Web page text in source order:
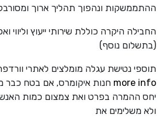
ההתממשקות ונהפוך תהליך ארוך
החבילה היקרה כוללת שירותי ייעוץ וליווי
(בתשלום נוסף)
תוספי נטישת עגלה מומלצים לאתרי
more info חנות איקומרס, אם בטח כבר
יחס ההמרה בפרט ואת צמצום כמות
ולא משלימים את